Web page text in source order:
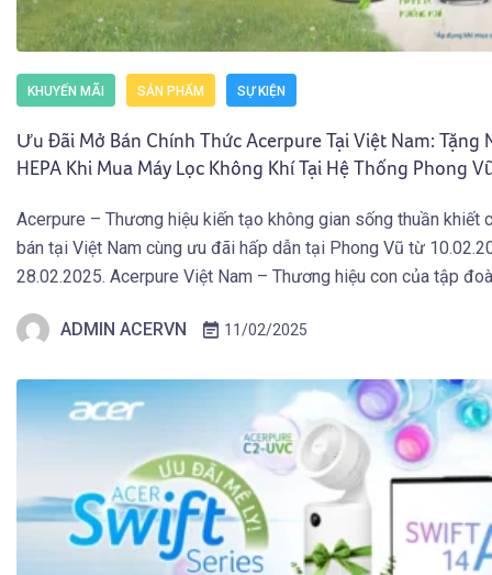
KHUYẾN MÃI SẢN PHẨM SỰ KIỆN
Ưu Đãi Mở Bán Chính Thức Acerpure Tại Việt Nam: Tặng
HEPA Khi Mua Máy Lọc Không Khí Tại Hệ Thống Phong
Acerpure – Thương hiệu kiến tạo không gian sống thuần khiết
bán tại Việt Nam cùng ưu đãi hấp dẫn tại Phong Vũ từ
28.02.2025. Acerpure Việt Nam – Thương hiệu con của tập
ADMIN ACERVN
11/02/2025